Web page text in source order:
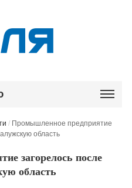
/ Промышленное предприятие
область
загорелось после
область